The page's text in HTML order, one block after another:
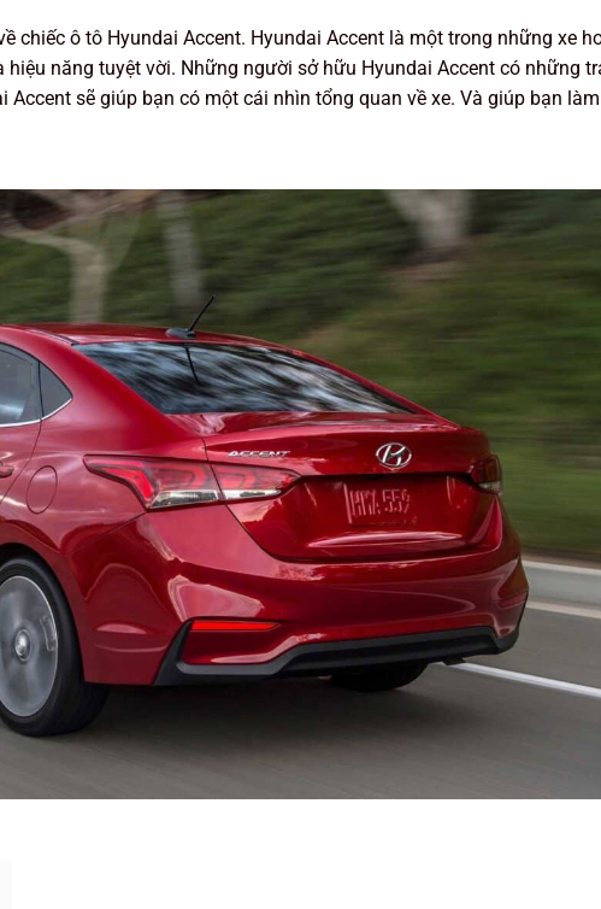
chiếc ô tô Hyundai Accent. Hyundai Accent là một trong những xe
năng tuyệt vời. Những người sở hữu Hyundai Accent có những
sẽ giúp bạn có một cái nhìn tổng quan về xe. Và giúp bạn